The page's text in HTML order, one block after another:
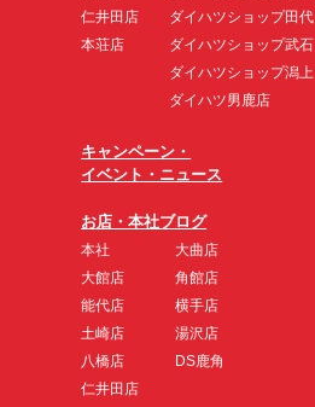
仁井田店
本荘店
ダイハツショップ田代
ダイハツショップ武石
ダイハツショップ潟上
ダイハツ男鹿店
キャンペーン・
イベント・ニュース
お店・本社ブログ
本社
大館店
能代店
土崎店
八橋店
仁井田店
大曲店
角館店
横手店
湯沢店
DS鹿角